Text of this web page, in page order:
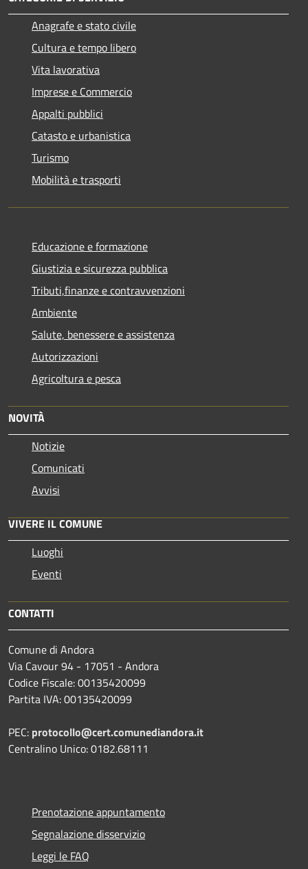
Anagrafe e stato civile
Cultura e tempo libero
Vita lavorativa
Imprese e Commercio
Appalti pubblici
Catasto e urbanistica
Turismo
Mobilità e trasporti
Educazione e formazione
Giustizia e sicurezza pubblica
Tributi,finanze e contravvenzioni
Ambiente
Salute, benessere e assistenza
Autorizzazioni
Agricoltura e pesca
NOVITÀ
Notizie
Comunicati
Avvisi
VIVERE IL COMUNE
Luoghi
Eventi
CONTATTI
Comune di Andora
Via Cavour 94 - 17051 - Andora
Codice Fiscale: 00135420099
Partita IVA: 00135420099
PEC: protocollo@cert.comunediandora.it
Centralino Unico: 0182.68111
Prenotazione appuntamento
Segnalazione disservizio
Leggi le FAQ